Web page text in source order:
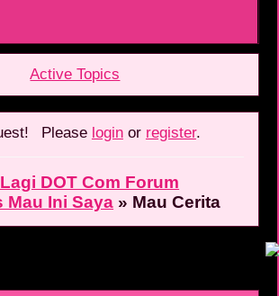
Active Topics
Please loginor register.
DOT Com Forum
Mau Ini Saya » Mau Cerita